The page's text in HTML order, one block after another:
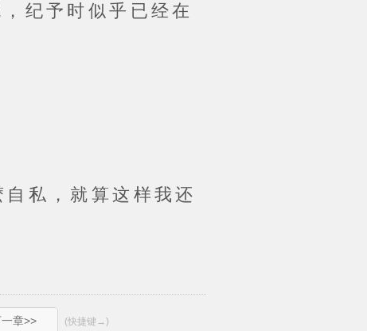
纪予时似乎已经在
私，就算这样我还
章>> (快捷键→)